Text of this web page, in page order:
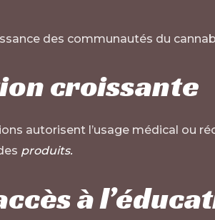
des communautés du
croissante
autorisent l’usage médical ou
produits.
à